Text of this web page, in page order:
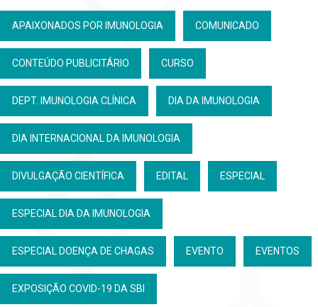
APAIXONADOS POR IMUNOLOGIA COMUNICADO
CONTEÚDO PUBLICITÁRIO CURSO
DEPT. IMUNOLOGIA CLÍNICA DIA DA IMUNOLOGIA
DIA INTERNACIONAL DA IMUNOLOGIA
DIVULGAÇÃO CIENTÍFICA EDITAL ESPECIAL
ESPECIAL DIA DA IMUNOLOGIA
ESPECIAL DOENÇA DE CHAGAS EVENTO EVENTOS
EXPOSIÇÃO COVID-19 DA SBI